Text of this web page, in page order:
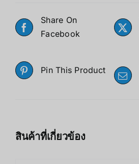
Share On
Facebook
Pin This Product
สินค้าที่เกี่ยวข้อง